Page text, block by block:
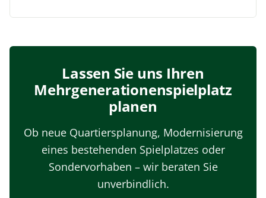
Lassen Sie uns Ihren
Mehrgenerationenspielplatz
planen
Ob neue Quartiersplanung, Modernisierung
eines bestehenden Spielplatzes oder
Sondervorhaben – wir beraten Sie
unverbindlich.